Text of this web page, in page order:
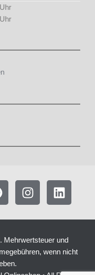
I
n
t
a
g
a
L
i
k
d
n
Mehrwertsteuer und
wenn nicht